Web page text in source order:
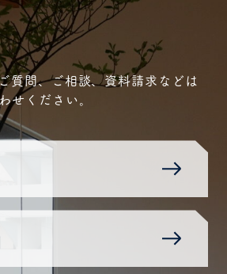
質問、ご相談、資料請求などは
せください。